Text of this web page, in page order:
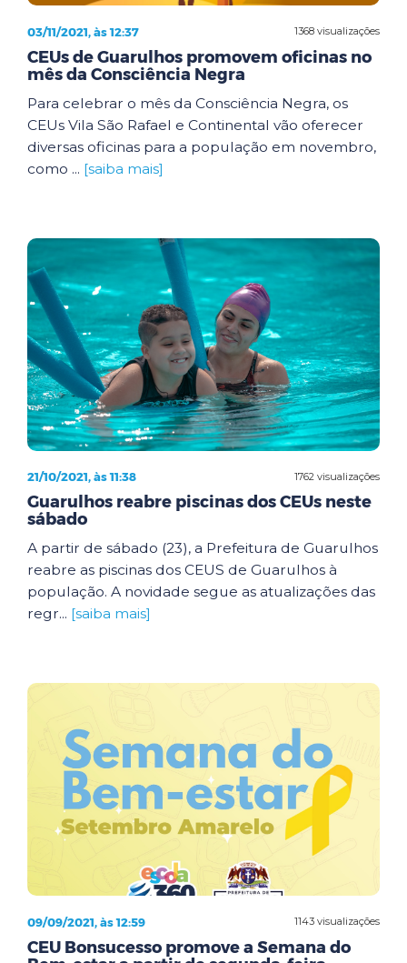
1368 visualizações
03/11/2021, às 12:37
CEUs de Guarulhos promovem oficinas no
mês da Consciência Negra
Para celebrar o mês da Consciência Negra, os
CEUs Vila São Rafael e Continental vão oferecer
diversas oficinas para a população em novembro,
como ... [saiba mais]
1762 visualizações
21/10/2021, às 11:38
Guarulhos reabre piscinas dos CEUs neste
sábado
A partir de sábado (23), a Prefeitura de Guarulhos
reabre as piscinas dos CEUS de Guarulhos à
população. A novidade segue as atualizações das
regr... [saiba mais]
1143 visualizações
09/09/2021, às 12:59
CEU Bonsucesso promove a Semana do